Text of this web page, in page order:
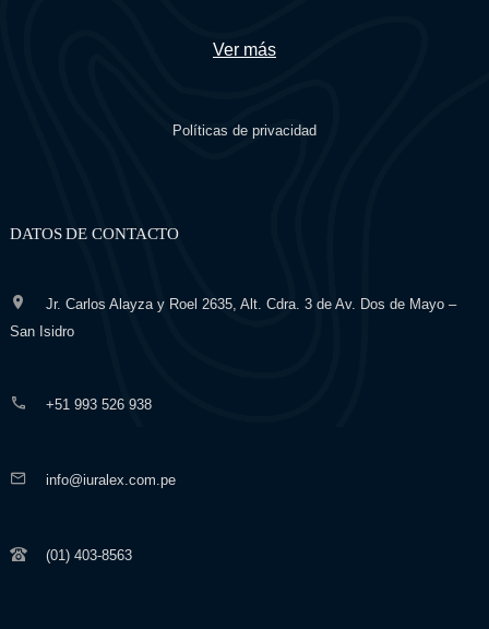
Ver más
Políticas de privacidad
DATOS DE CONTACTO
Jr. Carlos Alayza y Roel 2635, Alt. Cdra. 3 de Av. Dos de Mayo –
San Isidro
+51 993 526 938
info@iuralex.com.pe
(01) 403-8563